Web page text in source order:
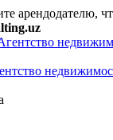
арендодателю,